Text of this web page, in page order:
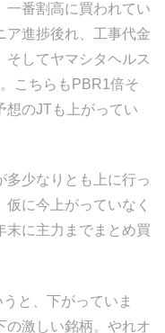
一番割高に買われてい
ア進捗後れ、工事代金
してヤマシタヘルス
こちらもPBR1倍そ
想のJTも上がってい
多少なりとも上に行っ
に今上がっていなく
末に主力までまとめ買
と、下がっていま
の激しい銘柄。やれオ